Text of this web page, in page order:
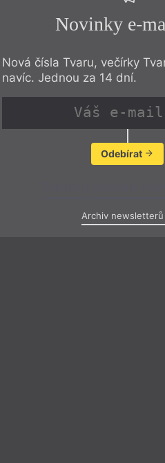
Novinky e-
Nová čísla Tvaru, večírky
navíc. Jednou za 14 dní.
Odebírat
Archiv newsletterů